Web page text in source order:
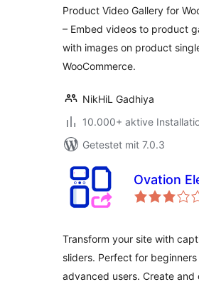
Product Video Gallery for
– Embed videos to product
with images on product
WooCommerce.
NikHiL Gadhiya
10.000+ aktive
Getestet mit 7.0.3
Ovation
Transform your site with
sliders. Perfect for beginners
advanced users. Create and